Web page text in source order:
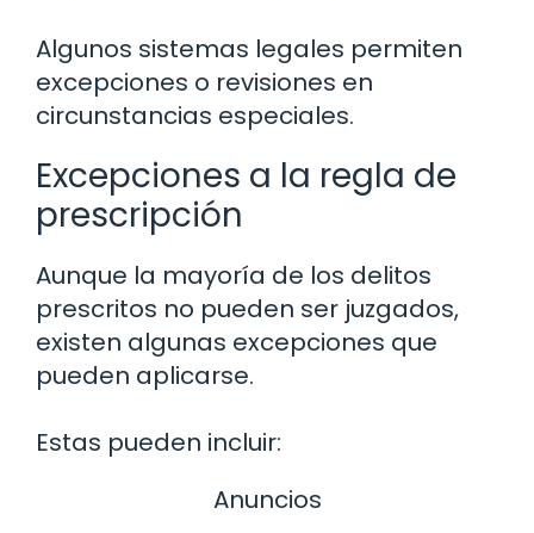
Algunos sistemas legales permiten
excepciones o revisiones en
circunstancias especiales.
Excepciones a la regla de
prescripción
Aunque la mayoría de los delitos
prescritos no pueden ser juzgados,
existen algunas excepciones que
pueden aplicarse.
Estas pueden incluir:
Anuncios